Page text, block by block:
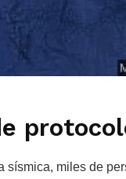
sísmica, miles de